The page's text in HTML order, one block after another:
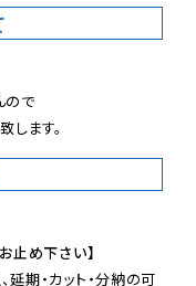
ので
します。
止め下さい】
期・カット・分納の可